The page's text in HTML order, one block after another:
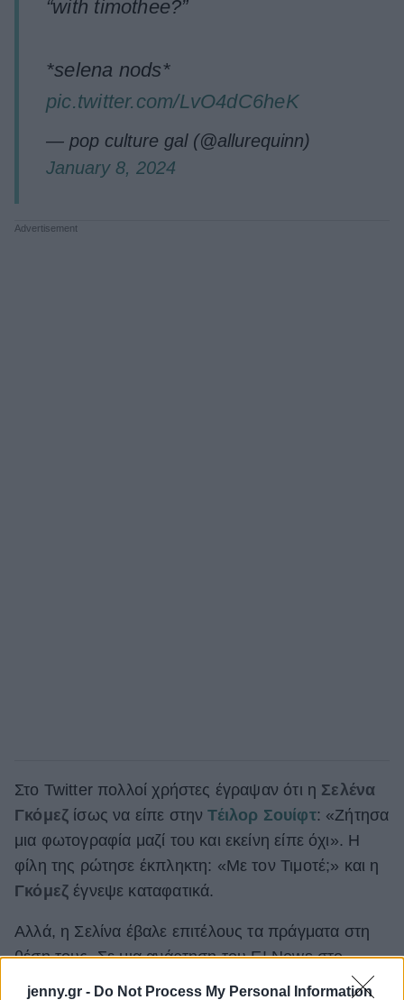
jenny.gr - Do Not Process My Personal Information
“with timothee?”
*selena nods*
pic.twitter.com/LvO4dC6heK
— pop culture gal (@allurequinn)
January 8, 2024
Στο Twitter πολλοί χρήστες έγραψαν ότι η Σελένα
Γκόμεζ ίσως να είπε στηνΤέιλορ Σουίφτ: «Ζήτησα
μια φωτογραφία μαζί του και εκείνη είπε όχι». Η
φίλη της ρώτησε έκπληκτη: «Με τον Τιμοτέ;» και η
Γκόμεζ έγνεψε καταφατικά.
Αλλά, η Σελίνα έβαλε επιτέλους τα πράγματα στη
θέση τους. Σε μια ανάρτηση του E! News στο
Instagram σχετικά με τη φήμη, η
Σελίνα Γκόμεζ